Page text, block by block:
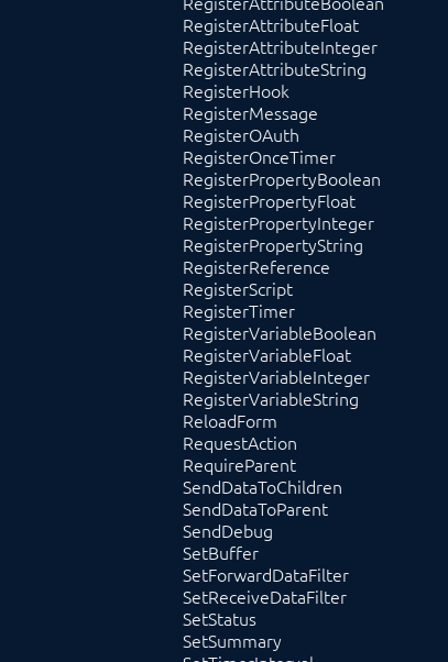
RegisterAttributeFloat
RegisterAttributeInteger
RegisterAttributeString
RegisterHook
RegisterMessage
RegisterOAuth
RegisterOnceTimer
RegisterPropertyBoolean
RegisterPropertyFloat
RegisterPropertyInteger
RegisterPropertyString
RegisterReference
RegisterScript
RegisterTimer
RegisterVariableBoolean
RegisterVariableFloat
RegisterVariableInteger
RegisterVariableString
ReloadForm
RequestAction
RequireParent
SendDataToChildren
SendDataToParent
SendDebug
SetBuffer
SetForwardDataFilter
SetReceiveDataFilter
SetStatus
SetSummary